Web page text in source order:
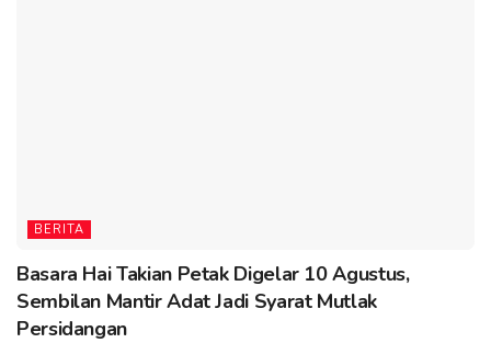
BERITA
Basara Hai Takian Petak Digelar 10 Agustus,
Sembilan Mantir Adat Jadi Syarat Mutlak
Persidangan